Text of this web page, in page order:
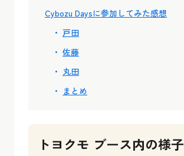
Cybozu Daysに参加してみた感想
戸田
佐藤
丸田
まとめ
トヨクモ ブース内の様子